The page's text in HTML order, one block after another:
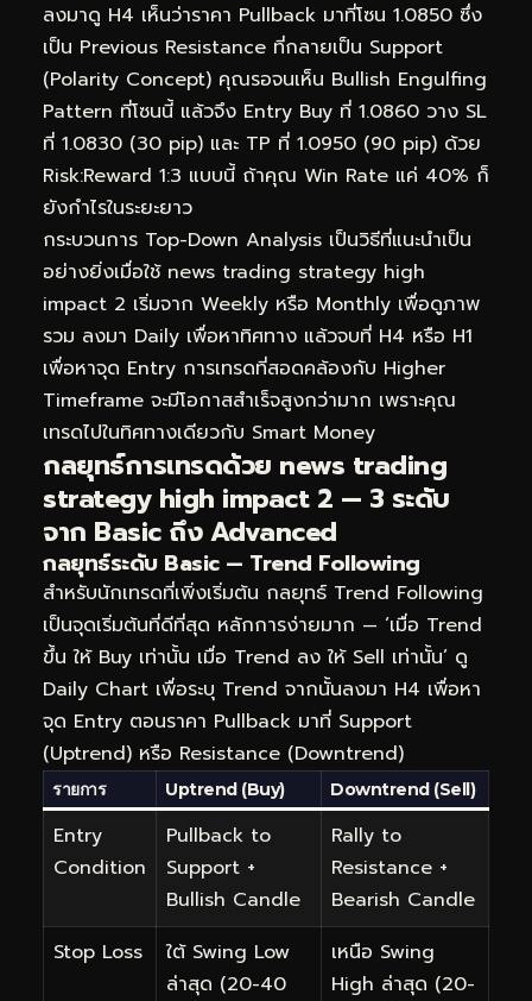
ลงมาดู H4 เห็นว่าราคา Pullback มาที่โซน 1.0850 ซึ่ง
เป็น Previous Resistance ที่กลายเป็น Support
(Polarity Concept) คุณรอจนเห็น Bullish Engulfing
Pattern ที่โซนนี้ แล้วจึง Entry Buy ที่ 1.0860 วาง SL
ที่ 1.0830 (30 pip) และ TP ที่ 1.0950 (90 pip) ด้วย
Risk:Reward 1:3 แบบนี้ ถ้าคุณ Win Rate แค่ 40% ก็
ยังกำไรในระยะยาว
กระบวนการ Top-Down Analysis เป็นวิธีที่แนะนำเป็น
อย่างยิ่งเมื่อใช้ news trading strategy high
impact 2 เริ่มจาก Weekly หรือ Monthly เพื่อดูภาพ
รวม ลงมา Daily เพื่อหาทิศทาง แล้วจบที่ H4 หรือ H1
เพื่อหาจุด Entry การเทรดที่สอดคล้องกับ Higher
Timeframe จะมีโอกาสสำเร็จสูงกว่ามาก เพราะคุณ
เทรดไปในทิศทางเดียวกับ Smart Money
กลยุทธ์การเทรดด้วย news trading
strategy high impact 2 — 3 ระดับ
จาก Basic ถึง Advanced
กลยุทธ์ระดับ Basic — Trend Following
สำหรับนักเทรดที่เพิ่งเริ่มต้น กลยุทธ์ Trend Following
เป็นจุดเริ่มต้นที่ดีที่สุด หลักการง่ายมาก — ‘เมื่อ Trend
ขึ้น ให้ Buy เท่านั้น เมื่อ Trend ลง ให้ Sell เท่านั้น’ ดู
Daily Chart เพื่อระบุ Trend จากนั้นลงมา H4 เพื่อหา
จุด Entry ตอนราคา Pullback มาที่ Support
(Uptrend) หรือ Resistance (Downtrend)
รายการ Uptrend (Buy) Downtrend (Sell)
Entry
Condition
Pullback to
Support +
Bullish Candle
Rally to
Resistance +
Bearish Candle
Stop Loss
ใต้ Swing Low
ล่าสุด (20-40
เหนือ Swing
High ล่าสุด (20-